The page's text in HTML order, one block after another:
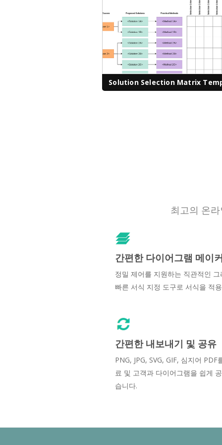
Solution Selection Matrix
최고의 온
간편한 다이어그램 메이
정밀 제어를 지원하는 직관적인 그
빠른 서식 지정 도구로 서식을 적
간편한 내보내기 및 공유
PNG, JPG, SVG, GIF, 심지어 PDF
료 및 고객과 다이어그램을 쉽게
습니다.